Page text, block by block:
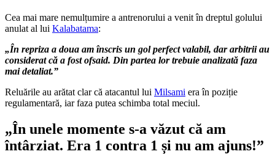
Cea mai mare nemulțumire a antrenorului a venit în dreptul golului
anulat al lui Kalabatama:
„În repriza a doua am înscris un gol perfect valabil, dar arbitrii au
considerat că a fost ofsaid. Din partea lor trebuie analizată faza
mai detaliat.”
Reluările au arătat clar că atacantul lui Milsami era în poziție
regulamentară, iar faza putea schimba total meciul.
„În unele momente s-a văzut că am
întârziat. Era 1 contra 1 și nu am ajuns!”